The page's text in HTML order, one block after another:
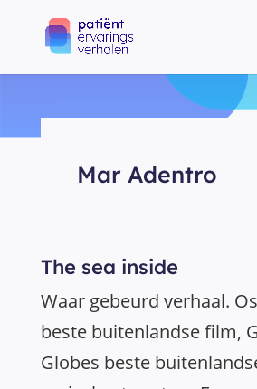
Mar Adentro
The sea inside
Waar gebeurd verhaal.
beste buitenlandse film,
Globes beste